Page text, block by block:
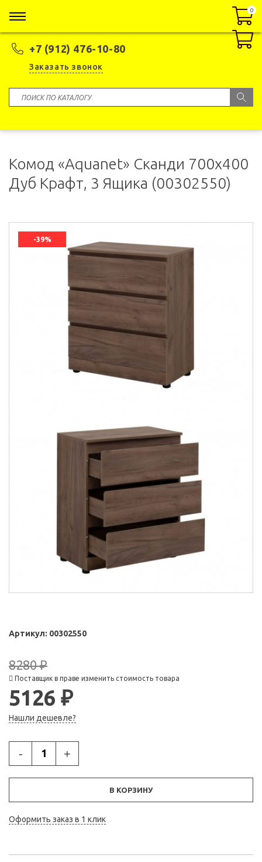
+7 (912) 476-10-80
Заказать звонок
0
0
Комод «Aquanet» Сканди 700x400
Дуб Крафт, 3 Ящика (00302550)
-39%
Артикул: 00302550
8280 ₽
Поставщик в праве изменить стоимость товара
5126 ₽
Нашли дешевле?
- +
В КОРЗИНУ
Оформить заказ в 1 клик